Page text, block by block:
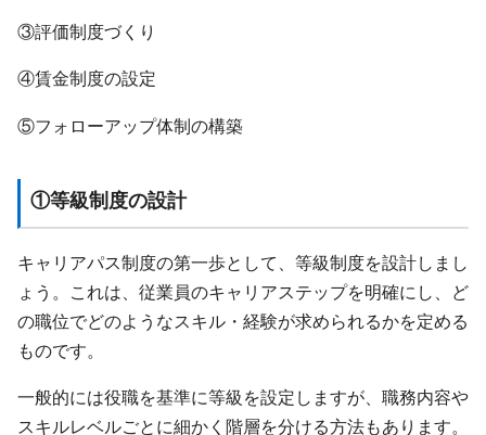
③評価制度づくり
④賃金制度の設定
⑤フォローアップ体制の構築
①等級制度の設計
キャリアパス制度の第一歩として、等級制度を設計しまし
ょう。これは、従業員のキャリアステップを明確にし、ど
の職位でどのようなスキル・経験が求められるかを定める
ものです。
一般的には役職を基準に等級を設定しますが、職務内容や
スキルレベルごとに細かく階層を分ける方法もあります。